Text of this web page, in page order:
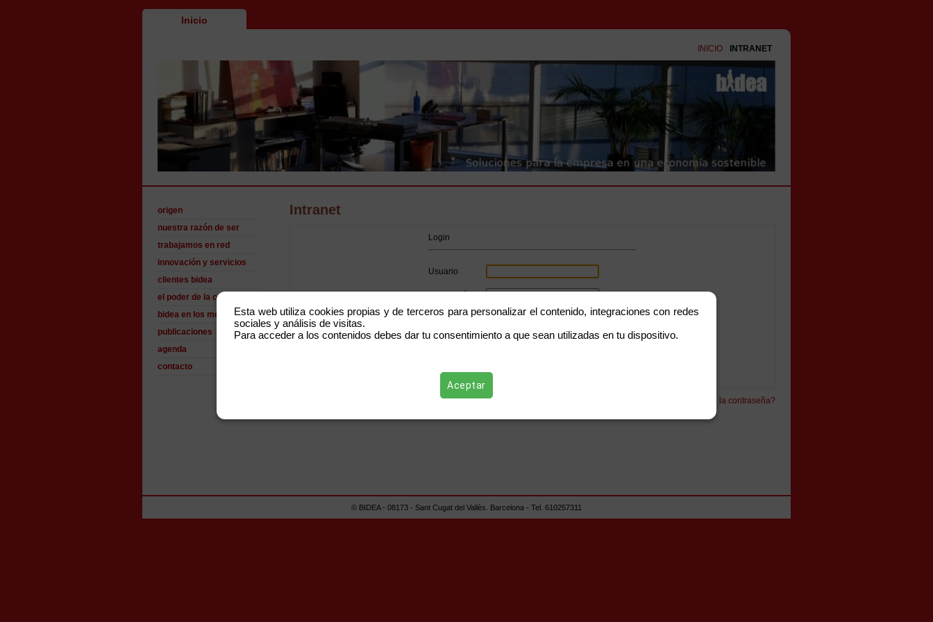
Inicio
INICIO INTRANET
origen
nuestra razón de ser
trabajamos en red
innovación y servicios
clientes bidea
el poder de la confianza
bidea en los medios
publicaciones
agenda
contacto
Intranet
Login
Usuario
¿Has olvlidado la contraseña?
© BIDEA - 08173 - Sant Cugat del Vallès. Barcelona - Tel. 610257311
Esta web utiliza cookies propias y de terceros para personalizar el contenido, integraciones con redes
sociales y análisis de visitas.
Para acceder a los contenidos debes dar tu consentimiento a que sean utilizadas en tu dispositivo.
Aceptar